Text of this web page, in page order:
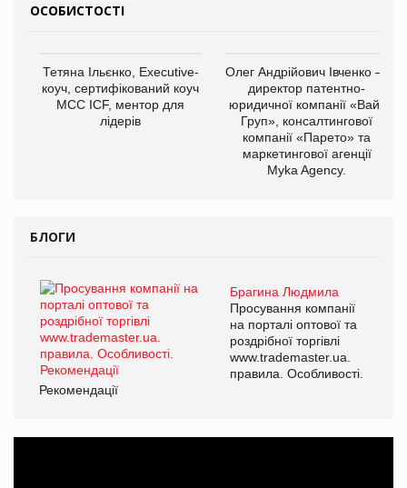
ОСОБИСТОСТІ
Тетяна Ільєнко, Executive-
коуч, сертифікований коуч
МСС ICF, ментор для
лідерів
Олег Андрійович Івченко —
директор патентно-
юридичної компанії «Вайз
Груп», консалтингової
компанії «Парето» та
маркетингової агенції
Myka Agency.
БЛОГИ
Брагина Людмила
Просування компанії
на порталі оптової та
роздрібної торгівлі
www.trademaster.ua.
правила. Особливості.
Рекомендації